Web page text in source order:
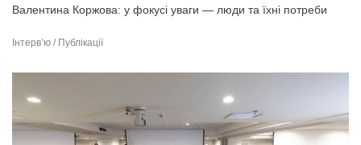
Валентина Коржова: у фокусі уваги — люди та їхні потреби
Інтерв’ю / Публікації